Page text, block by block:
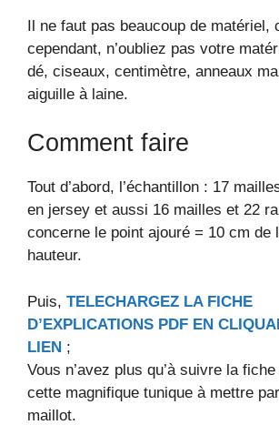
Il ne faut pas beaucoup de matériel,
cependant, n’oubliez pas votre
dé, ciseaux, centimètre, anneaux
aiguille à laine.
Comment faire
Tout d’abord, l’échantillon : 17
en jersey et aussi 16 mailles et 22
concerne le point ajouré = 10 cm de
hauteur.
Puis, TELECHARGEZ LA FICHE
D’EXPLICATIONS PDF EN
LIEN ;
Vous n’avez plus qu’à suivre la
cette magnifique tunique à mettre
maillot.